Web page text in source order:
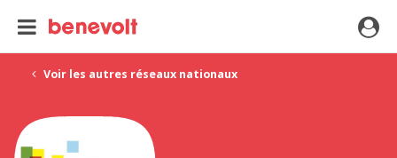
Voir les autres réseaux nationaux